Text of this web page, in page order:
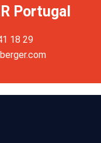
Portugal
18 29